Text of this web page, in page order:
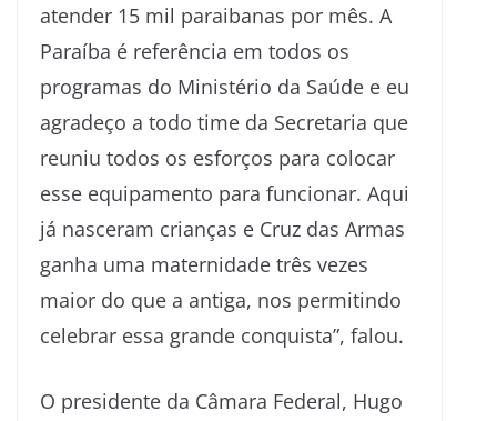
atender 15 mil paraibanas por mês. A
Paraíba é referência em todos os
programas do Ministério da Saúde e eu
agradeço a todo time da Secretaria que
reuniu todos os esforços para colocar
esse equipamento para funcionar. Aqui
já nasceram crianças e Cruz das Armas
ganha uma maternidade três vezes
maior do que a antiga, nos permitindo
celebrar essa grande conquista”, falou.
O presidente da Câmara Federal, Hugo